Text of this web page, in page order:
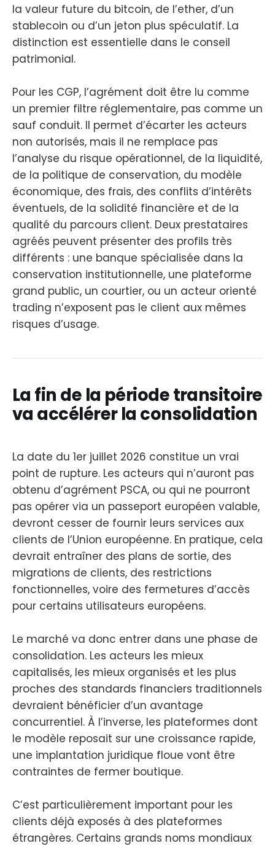
la valeur future du bitcoin, de l’ether, d’un
stablecoin ou d’un jeton plus spéculatif. La
distinction est essentielle dans le conseil
patrimonial.
Pour les CGP, l’agrément doit être lu comme
un premier filtre réglementaire, pas comme un
sauf conduit. Il permet d’écarter les acteurs
non autorisés, mais il ne remplace pas
l’analyse du risque opérationnel, de la liquidité,
de la politique de conservation, du modèle
économique, des frais, des conflits d’intérêts
éventuels, de la solidité financière et de la
qualité du parcours client. Deux prestataires
agréés peuvent présenter des profils très
différents : une banque spécialisée dans la
conservation institutionnelle, une plateforme
grand public, un courtier, ou un acteur orienté
trading n’exposent pas le client aux mêmes
risques d’usage.
La fin de la période transitoire
va accélérer la consolidation
La date du 1er juillet 2026 constitue un vrai
point de rupture. Les acteurs qui n’auront pas
obtenu d’agrément PSCA, ou qui ne pourront
pas opérer via un passeport européen valable,
devront cesser de fournir leurs services aux
clients de l’Union européenne. En pratique, cela
devrait entraîner des plans de sortie, des
migrations de clients, des restrictions
fonctionnelles, voire des fermetures d’accès
pour certains utilisateurs européens.
Le marché va donc entrer dans une phase de
consolidation. Les acteurs les mieux
capitalisés, les mieux organisés et les plus
proches des standards financiers traditionnels
devraient bénéficier d’un avantage
concurrentiel. À l’inverse, les plateformes dont
le modèle reposait sur une croissance rapide,
une implantation juridique floue vont être
contraintes de fermer boutique.
C’est particulièrement important pour les
clients déjà exposés à des plateformes
étrangères. Certains grands noms mondiaux